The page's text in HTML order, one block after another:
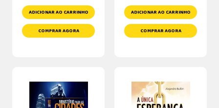
ADICIONAR AO CARRINHO
COMPRAR AGORA
ADICIONAR AO CARRINHO
COMPRAR AGORA